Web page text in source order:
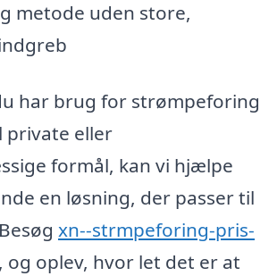
metode uden store,
har brug for strømpeforing
private eller
formål, kan vi hjælpe
en løsning, der passer til
xn--strmpeforing-pris-
og oplev, hvor let det er at